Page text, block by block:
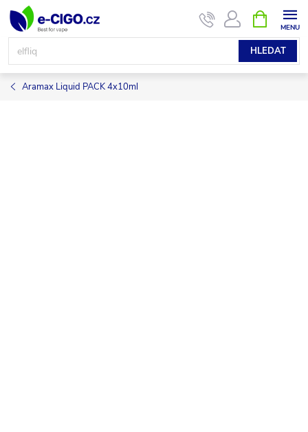
Přejít
obsah
HLEDAT
NÁKUPNÍ
KOŠÍK
Aramax Liquid PACK 4x10ml